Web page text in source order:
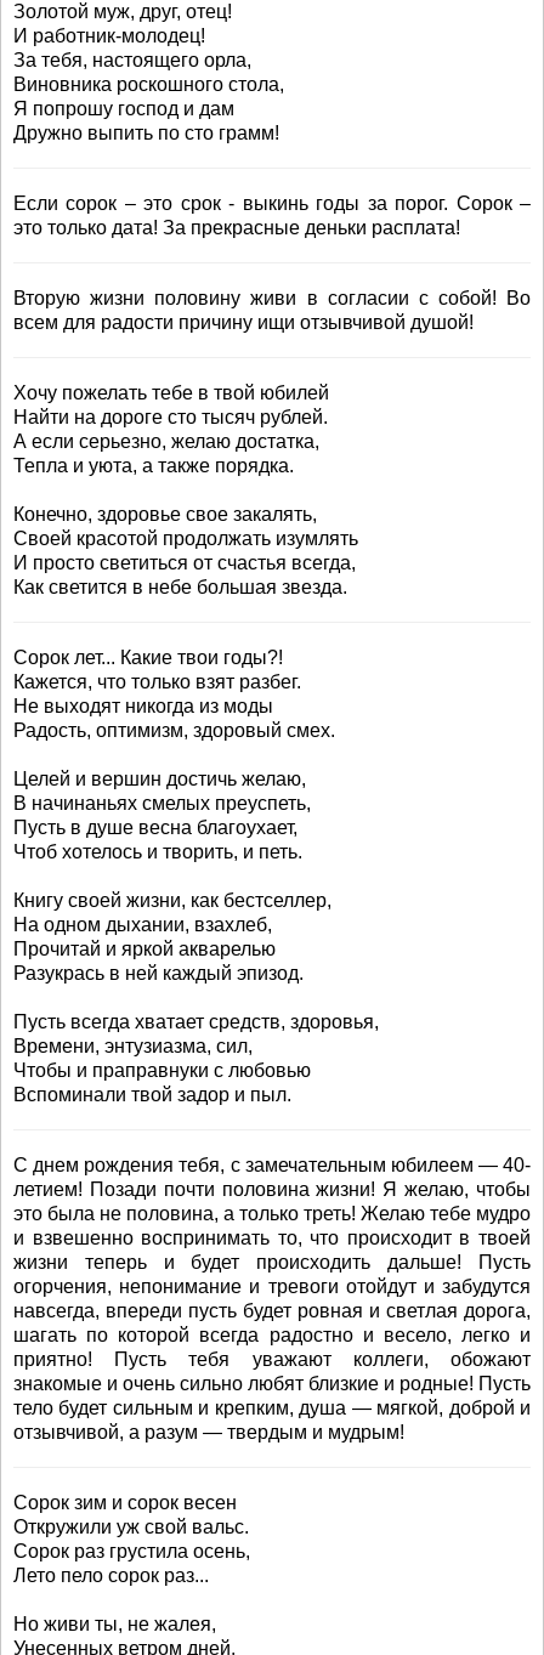
Золотой муж, друг, отец!
И работник-молодец!
За тебя, настоящего орла,
Виновника роскошного стола,
Я попрошу господ и дам
Дружно выпить по сто грамм!
Если сорок – это срок - выкинь годы за порог. Сорок –
это только дата! За прекрасные деньки расплата!
Вторую жизни половину живи в согласии с собой! Во
всем для радости причину ищи отзывчивой душой!
Хочу пожелать тебе в твой юбилей
Найти на дороге сто тысяч рублей.
А если серьезно, желаю достатка,
Тепла и уюта, а также порядка.
Конечно, здоровье свое закалять,
Своей красотой продолжать изумлять
И просто светиться от счастья всегда,
Как светится в небе большая звезда.
Сорок лет... Какие твои годы?!
Кажется, что только взят разбег.
Не выходят никогда из моды
Радость, оптимизм, здоровый смех.
Целей и вершин достичь желаю,
В начинаньях смелых преуспеть,
Пусть в душе весна благоухает,
Чтоб хотелось и творить, и петь.
Книгу своей жизни, как бестселлер,
На одном дыхании, взахлеб,
Прочитай и яркой акварелью
Разукрась в ней каждый эпизод.
Пусть всегда хватает средств, здоровья,
Времени, энтузиазма, сил,
Чтобы и праправнуки с любовью
Вспоминали твой задор и пыл.
С днем рождения тебя, с замечательным юбилеем — 40-
летием! Позади почти половина жизни! Я желаю, чтобы
это была не половина, а только треть! Желаю тебе мудро
и взвешенно воспринимать то, что происходит в твоей
жизни теперь и будет происходить дальше! Пусть
огорчения, непонимание и тревоги отойдут и забудутся
навсегда, впереди пусть будет ровная и светлая дорога,
шагать по которой всегда радостно и весело, легко и
приятно! Пусть тебя уважают коллеги, обожают
знакомые и очень сильно любят близкие и родные! Пусть
тело будет сильным и крепким, душа — мягкой, доброй и
отзывчивой, а разум — твердым и мудрым!
Сорок зим и сорок весен
Откружили уж свой вальс.
Сорок раз грустила осень,
Лето пело сорок раз...
Но живи ты, не жалея,
Унесенных ветром дней.